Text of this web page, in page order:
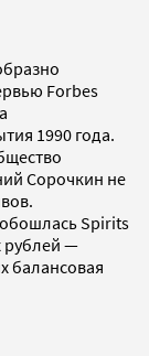
Forbes
1990 года.
Сорочкин не
Spirits
рублей —
балансовая